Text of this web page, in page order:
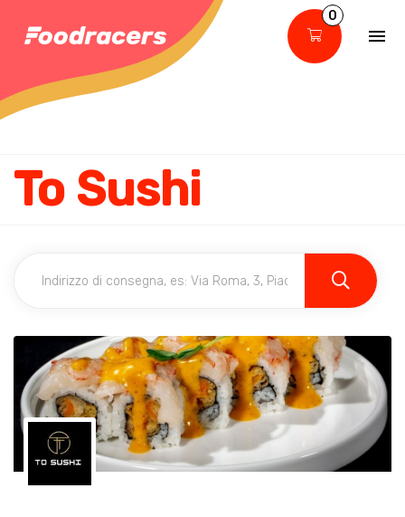
0
To Sushi